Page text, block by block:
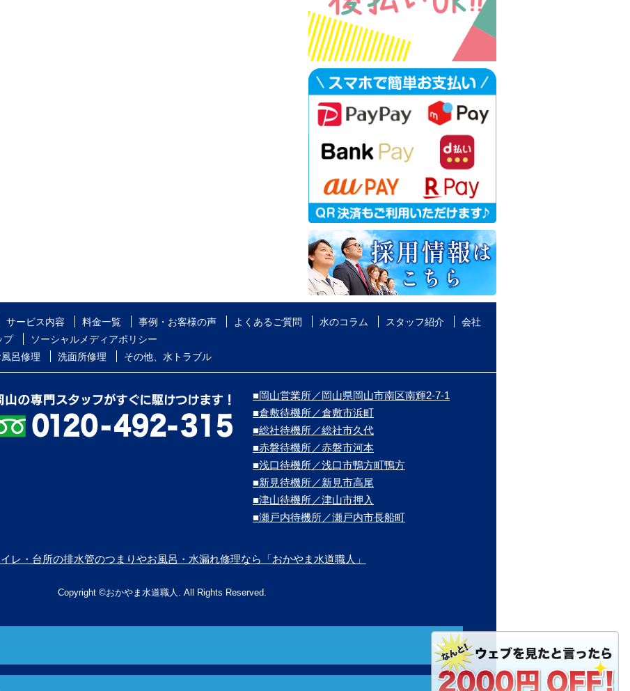
サービス内容 料金一覧 事例・お客様の声 よくあるご質問 水のコラム スタッフ紹介
会社
プ
ソーシャルメディアポリシー
風呂修理 洗面所修理 その他、水トラブル
■岡山営業所／岡山県岡山市南区南輝2-7-1
■倉敷待機所／倉敷市浜町
■総社待機所／総社市久代
■赤磐待機所／赤磐市河本
■浅口待機所／浅口市鴨方町鴨方
■新見待機所／新見市高尾
■津山待機所／津山市押入
■瀬戸内待機所／瀬戸内市長船町
レ・台所の排水管のつまりやお風呂・水漏れ修理なら「おかやま水道職人」
Copyright ©おかやま水道職人. All Rights Reserved.